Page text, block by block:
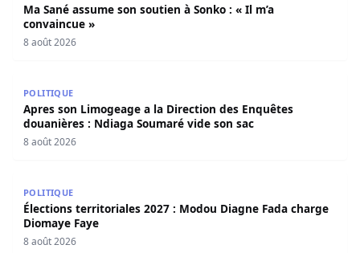
Ma Sané assume son soutien à Sonko : « Il m’a
convaincue »
8 août 2026
POLITIQUE
Apres son Limogeage a la Direction des Enquêtes
douanières : Ndiaga Soumaré vide son sac
8 août 2026
POLITIQUE
Élections territoriales 2027 : Modou Diagne Fada charge
Diomaye Faye
8 août 2026